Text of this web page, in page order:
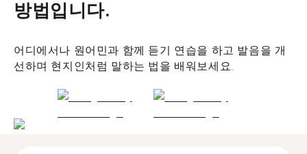
방법입니다.
어디에서나 원어민과 함께 듣기 연습을 하고 발음을 개
선하며 현지인처럼 말하는 법을 배워보세요.